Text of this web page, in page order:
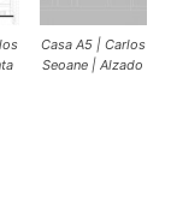
Casa A5 | Carlos
Seoane | Alzado